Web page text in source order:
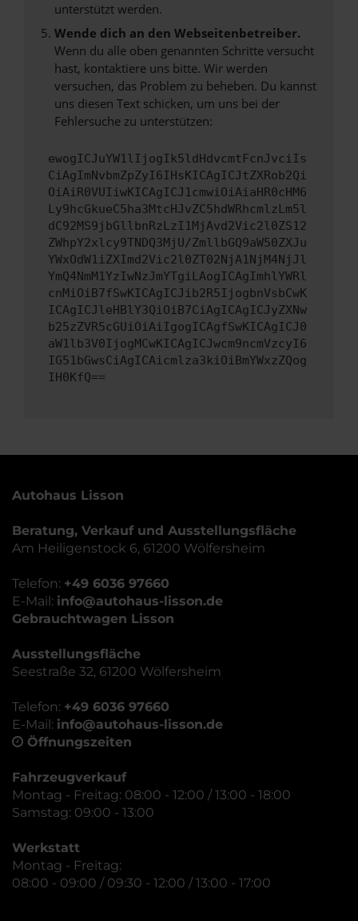
unterstützt werden.
Wende dich an den Webseitenbetreiber.
Wenn du alle oben genannten Schritte versucht
hast, kontaktiere uns bitte. Wir werden
versuchen, das Problem zu beheben. Du kannst
uns diesen Text schicken, um uns bei der
Fehlersuche zu unterstützen:
ewogICJuYW1lIjogIk5ldHdvcmtFcnJvciIs
CiAgImNvbmZpZyI6IHsKICAgICJtZXRob2Qi
OiAiR0VUIiwKICAgICJ1cmwiOiAiaHR0cHM6
Ly9hcGkueC5ha3MtcHJvZC5hdWRhcmlzLm5l
dC92MS9jbGllbnRzLzI1MjAvd2Vic2l0ZS12
ZWhpY2xlcy9TNDQ3MjU/ZmllbGQ9aW50ZXJu
YWxOdW1iZXImd2Vic2l0ZT02NjA1NjM4NjJl
YmQ4NmM1YzIwNzJmYTgiLAogICAgImhlYWRl
cnMiOiB7fSwKICAgICJib2R5IjogbnVsbCwK
ICAgICJleHBlY3QiOiB7CiAgICAgICJyZXNw
b25zZVR5cGUiOiAiIgogICAgfSwKICAgICJ0
aW1lb3V0IjogMCwKICAgICJwcm9ncmVzcyI6
IG51bGwsCiAgICAicmlza3kiOiBmYWxzZQog
IH0KfQ==
Autohaus Lisson
Beratung, Verkauf und Ausstellungsfläche
Am Heiligenstock 6, 61200 Wölfersheim
Telefon: +49 6036 97660
E-Mail: info@autohaus-lisson.de
Gebrauchtwagen Lisson
Ausstellungsfläche
Seestraße 32, 61200 Wölfersheim
Telefon: +49 6036 97660
E-Mail: info@autohaus-lisson.de
Öffnungszeiten
Fahrzeugverkauf
Montag - Freitag: 08:00 - 12:00 / 13:00 - 18:00
Samstag: 09:00 - 13:00
Werkstatt
Montag - Freitag:
08:00 - 09:00 / 09:30 - 12:00 / 13:00 - 17:00